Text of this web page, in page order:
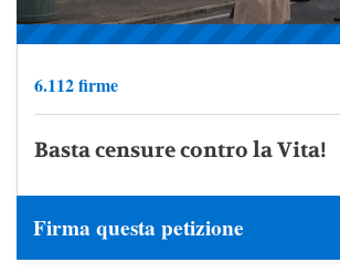
6.112 firme
Basta censure contro la Vita!
Firma questa petizione